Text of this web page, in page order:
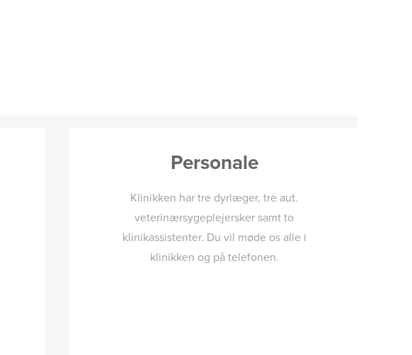
Personale
Klinikken har tre dyrlæger, tre aut.
veterinærsygeplejersker samt to
klinikassistenter. Du vil møde os alle i
klinikken og på telefonen.